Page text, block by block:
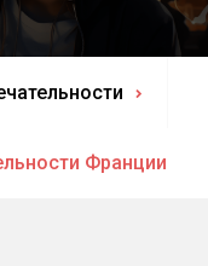
Франции